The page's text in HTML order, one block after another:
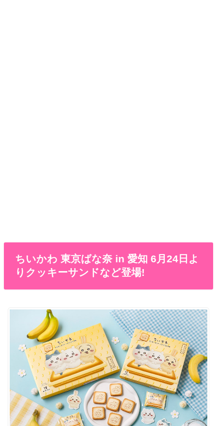
ちいかわ 東京ばな奈 in 愛知 6月24日よ
りクッキーサンドなど登場!